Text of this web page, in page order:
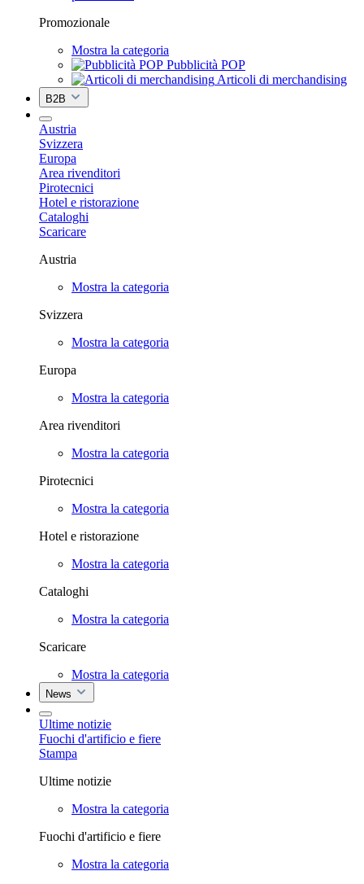
Promozionale
Mostra la categoria
Pubblicità POP
Articoli di merchandising
B2B
Austria
Svizzera
Europa
Area rivenditori
Pirotecnici
Hotel e ristorazione
Cataloghi
Scaricare
Austria
Mostra la categoria
Svizzera
Mostra la categoria
Europa
Mostra la categoria
Area rivenditori
Mostra la categoria
Pirotecnici
Mostra la categoria
Hotel e ristorazione
Mostra la categoria
Cataloghi
Mostra la categoria
Scaricare
Mostra la categoria
News
Ultime notizie
Fuochi d'artificio e fiere
Stampa
Ultime notizie
Mostra la categoria
Fuochi d'artificio e fiere
Mostra la categoria